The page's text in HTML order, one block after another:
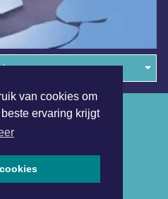
van cookies om
ervaring krijgt